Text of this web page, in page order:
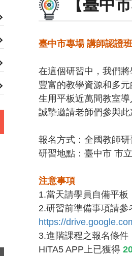
臺中市專場 講師認證班
在這個研習中，我們
豐富的教學資源和多
生用平板近萬間教室
誠摯邀請老師們參與此
報名方式：全國教師
研習地點：臺中市 市
注意事項
1.當天請學員自備平板
2.研習前準備事項請參
https://
3.進階課程之報名條件
HiTA5 APP上已獲得